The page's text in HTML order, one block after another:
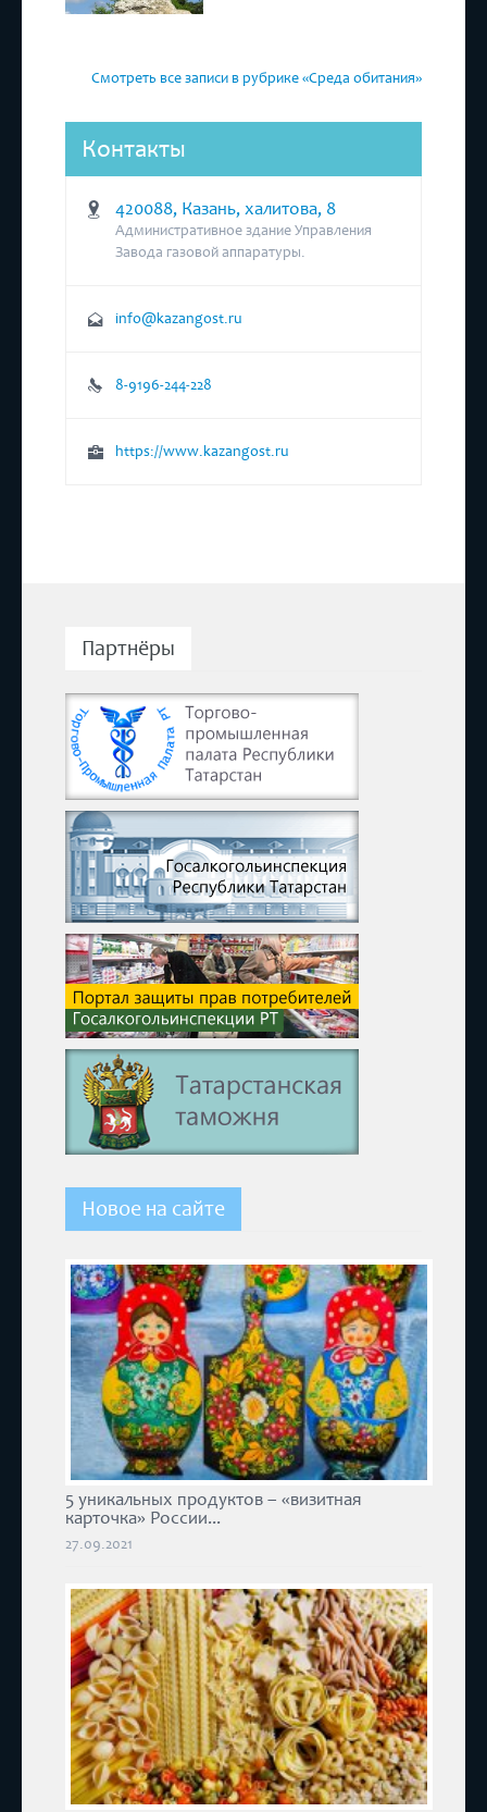
Смотреть все записи в рубрике «Среда обитания»
Контакты
420088, Казань, халитова, 8
Административное здание Управления
Завода газовой аппаратуры.
info@kazangost.ru
8-9196-244-228
https://www.kazangost.ru
Партнёры
Новое на сайте
5 уникальных продуктов – «визитная
карточка» России...
27.09.2021